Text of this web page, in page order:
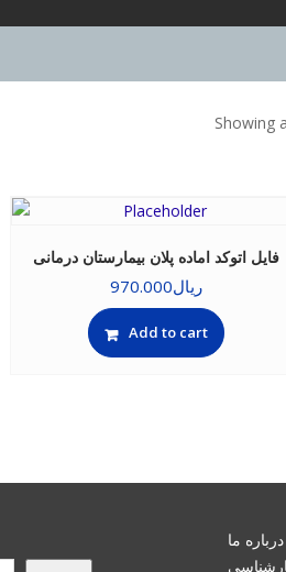
Showing
فایل اتوکد اماده پلان بیمارستان درمانی
ریال970.000
Add to cart
درباره ما